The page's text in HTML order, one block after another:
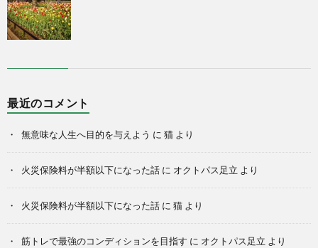
最近のコメント
無意味な人生へ目的を与えよう に 猫 より
火災保険料が半額以下になった話 に オクトパス足立 より
火災保険料が半額以下になった話 に 猫 より
筋トレで最強のコンディションを目指す に オクトパス足立 より